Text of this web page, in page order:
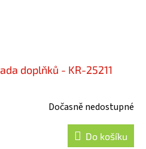
doplňků - KR-25211
Dočasně nedostupné
Do košíku